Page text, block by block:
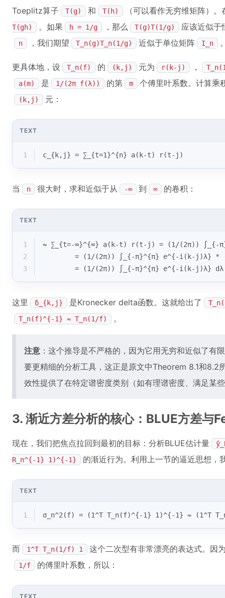
Toeplitz算子
T(g) 和 T(h) （可以看作无穷维矩阵）
T(gh) 。如果 h = 1/g ，那么 T(g)T(1/g) 应该近似于
n ，我们期望 T_n(g)T_n(1/g) 近似于单位矩阵 I_n
更具体地，设 T_n(f) 的 (k,j) 元为 r(k-j) ，
a(m)
是 1/(2π f(λ)) 的第 m 个傅里叶系数。计算乘
(k,j) 元：
TEXT
1 c_{k,j} = ∑_{t=1}^{n} a(k-t) r(t-j)
当 n 很大时，求和近似于从 -∞ 到 ∞ 的卷积：
TEXT
1
≈ ∑_{t=-∞}^{∞} a(k-t) r(t-j) = (1/(2π)) ∫_{-
2
= (1/(2π)) ∫_{-π}^{π} e^{-i(k-j)λ} *
3
= (1/(2π)) ∫_{-π}^{π} e^{-i(k-j)λ}
这里 δ_{k,j} 是Kronecker delta函数。这就给出了
T_n(f)^{-1} ≈ T_n(1/f)
。
注意 ：这个推导是不严格的，因为它用无穷和近似了有
要更精细的分析工具，这正是原文中Theorem 8.1和8.2
效性提供了在特定谱密度类别（如有理谱密度、满足某
3. 渐近方差分析的核心：BLUE方差与
现在，我们把焦点拉回到最初的目标：分析BLUE估计量
R_n^{-1} 1)^{-1}
的渐近行为。利用上一节的逼近思想，
TEXT
1 σ_n^2(f) = (1^T T_n(f)^{-1} 1)^{-1} ≈ (1^T
而 1^T T_n(1/f) 1 这个二次型有非常漂亮的表达式。因
1/f 的傅里叶系数，所以：
TEXT